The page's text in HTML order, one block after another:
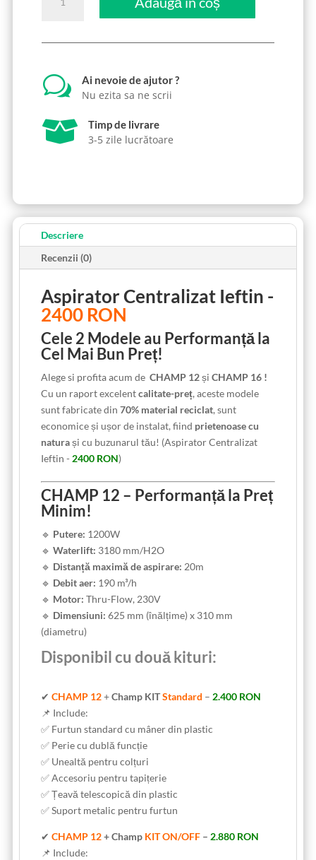
Aspirator
2400
w Ai nevoie de ajutor ?
Nu ezita sa ne scrii
 Timp de livrare
3-5 zile lucrătoare
Descriere
Recenzii (0)
Aspirator Centralizat Ieftin -
2400 RON
Cele 2 Modele au Performanță la
Cel Mai Bun Preț!
Alege si profita acum de CHAMP 12și CHAMP 16 !
Cu un raport excelentcalitate-preț, aceste modele
sunt fabricate din 70% material reciclat, sunt
economice și ușor de instalat, fiind prietenoase cu
naturași cu buzunarul tău! (Aspirator Centralizat
Ieftin - 2400 RON)
CHAMP 12 – Performanță la Preț
Minim!
🔹 Putere: 1200W
🔹 Waterlift: 3180 mm/H2O
🔹 Distanță maximă de aspirare: 20m
🔹 Debit aer: 190 m³/h
🔹 Motor: Thru-Flow, 230V
🔹 Dimensiuni: 625 mm (înălțime) x 310 mm
(diametru)
Disponibil cu două kituri:
✔ CHAMP 12+Champ KITStandard – 2.400 RON
📌 Include:
✅ Furtun standard cu mâner din plastic
✅ Perie cu dublă funcție
✅ Unealtă pentru colțuri
✅ Accesoriu pentru tapițerie
✅ Țeavă telescopică din plastic
✅ Suport metalic pentru furtun
✔ CHAMP 12+ Champ KIT ON/OFF– 2.880 RON
📌 Include: